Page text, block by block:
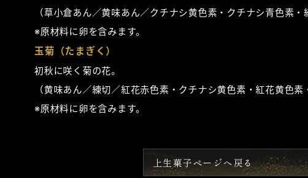
（草小倉あん／黄味あん／クチナシ黄色素・クチナシ青色素・
※原材料に卵を含みます。
玉菊（たまぎく）
初秋に咲く菊の花。
（黄味あん／練切／紅花赤色素・クチナシ黄色素・紅花黄色素
※原材料に卵を含みます。
上生菓子ページへ戻る